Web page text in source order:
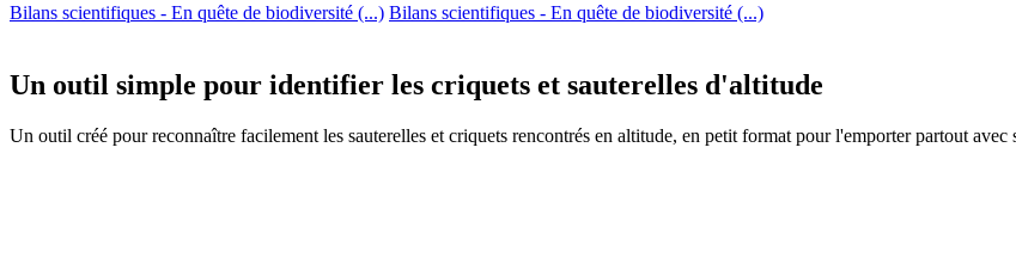
Bilans scientifiques - En quête de biodiversité (...) Bilans scientifiques - En quête de biodiversité (...)
Un outil simple pour identifier les criquets et sauterelles d'altitude
Un outil créé pour reconnaître facilement les sauterelles et criquets rencontrés en altitude, en petit format pour l'emporter partout avec